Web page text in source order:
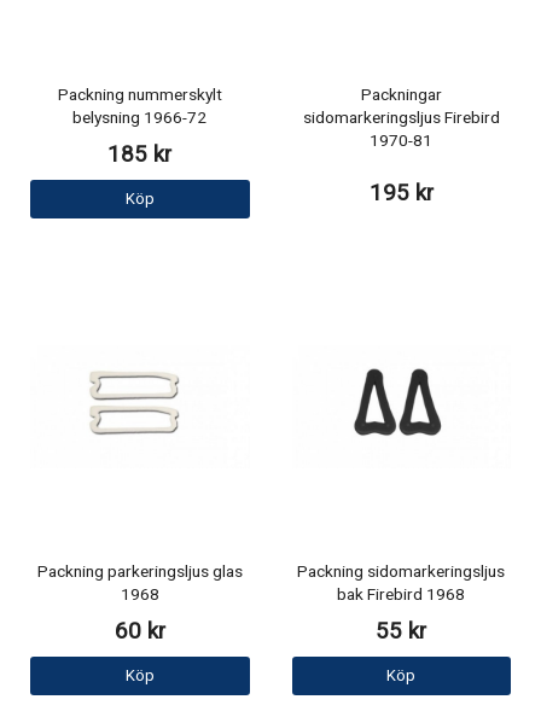
Packning nummerskylt
belysning 1966-72
185 kr
Köp
Packningar
sidomarkeringsljus Firebird
1970-81
195 kr
Packning parkeringsljus glas
1968
60 kr
Köp
Packning sidomarkeringsljus
bak Firebird 1968
55 kr
Köp